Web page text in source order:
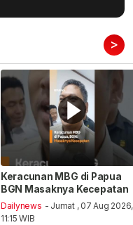
>
Keracunan MBG di Papua
BGN Masaknya Kecepatan
Dailynews - Jumat , 07 Aug 2026,
11:15 WIB